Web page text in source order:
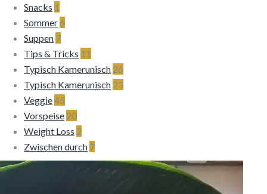
Snacks 1
Sommer6
Suppen 7
Tips & Tricks 11
Typisch Kamerunisch 26
Typisch Kamerunisch 23
Veggie45
Vorspeise 20
Weight Loss 2
Zwischen durch 7